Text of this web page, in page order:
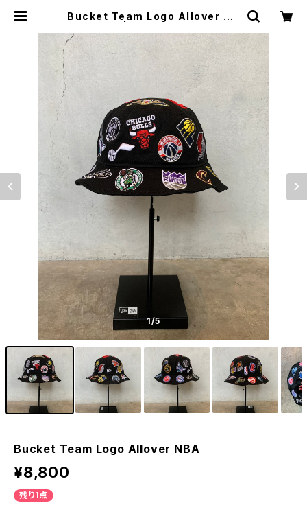
Bucket Team Logo Allover NB
1/5
Bucket Team Logo Allover NBA
¥8,800
残り1点